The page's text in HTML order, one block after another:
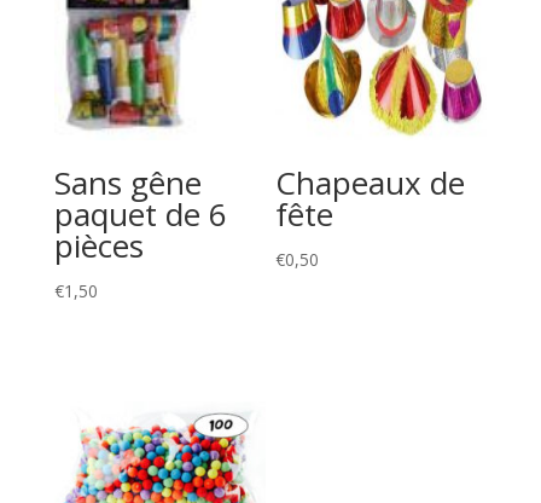
Sans gêne
paquet de 6
pièces
€1,50
Chapeaux de
fête
€0,50